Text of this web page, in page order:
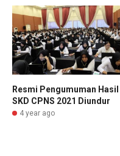
Resmi Pengumuman Hasil
SKD CPNS 2021 Diundur
4 year ago